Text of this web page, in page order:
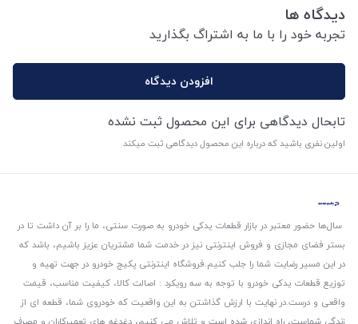
دیدگاه ها
تجربه خود را با ما به اشتراگ بگذارید
افزودن دیدگاه
تابحال دیدگاهی برای این محصول ثبت نشده
اولین نفری باشید که درباره این محصول دیدگاهی ثبت میکند
سال‌ها حضور معتبر در بازار قطعات یدکی خودرو به صورت سنتی، ما را بر آن داشت تا در
بستر فضای مجازی و فروش اینترنتی نیز در خدمت شما مشتریان عزیز باشیم، باشد که
در این مسیر رضایت شما را جلب کنیم.فروشگاه اینترنتی پکیج خودرو در جهت تهیه و
توزیع قطعات یدکی خودرو با توجه به سه رویکرد : اصالت کالا، کیفیت مناسب، قیمت
واقعی و درست.در نهایت با ارزش گذاشتن به این واقعیت که خودروی شما، قطعه ای از
زندگی شماست، راه اندازی شده است و تلاش می کنیم، دغدغه های تعمیرکاران و مصرف